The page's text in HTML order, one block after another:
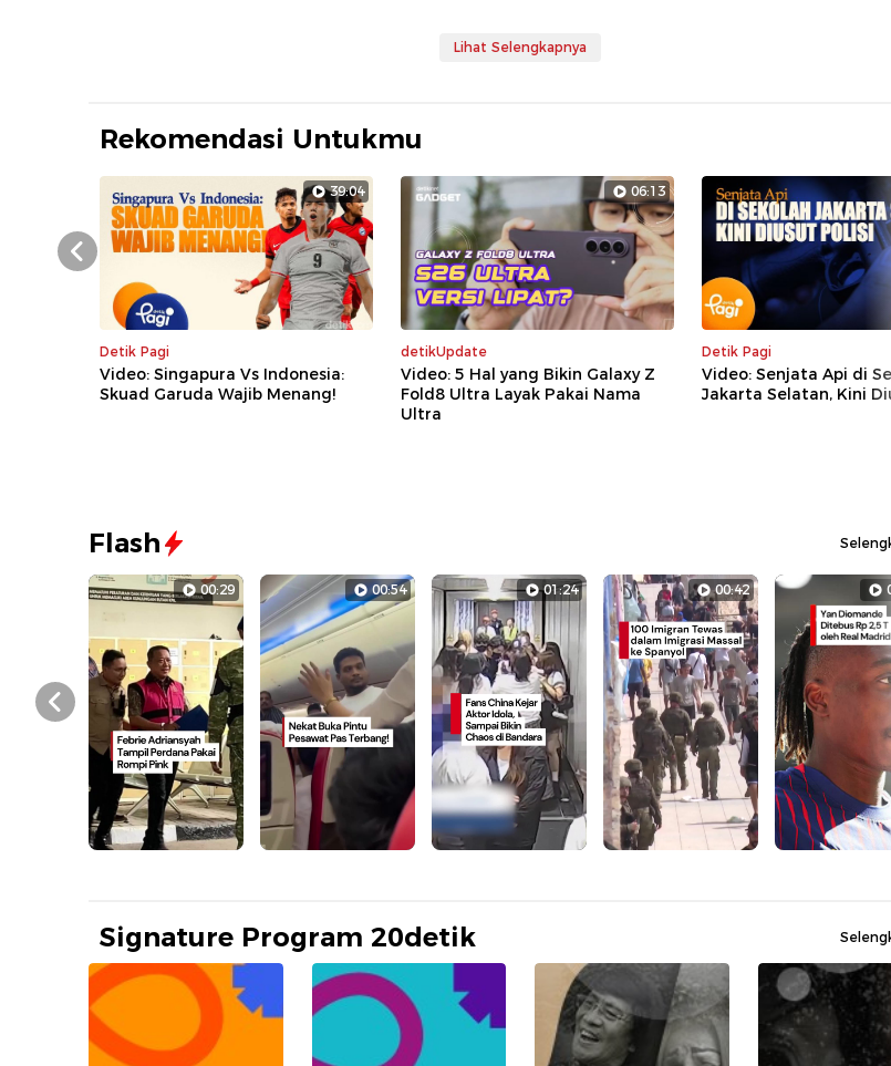
Lihat Selengkapnya
Rekomendasi Untukmu
39:04
Detik Pagi
Video: Singapura Vs Indonesia:
Skuad Garuda Wajib Menang!
06:13
detikUpdate
Video: 5 Hal yang Bikin Galaxy Z
Fold8 Ultra Layak Pakai Nama
Ultra
Detik Pagi
Video: Senjata Api di
Jakarta Selatan, Kini
Prev
Flash
00:29 00:54 01:24 00:42
Prev
Signature Program 20detik